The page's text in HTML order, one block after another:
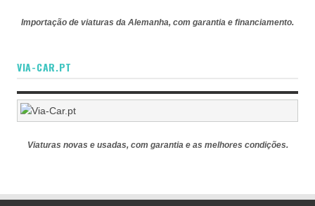
Importação de viaturas da Alemanha, com garantia e financiamento.
VIA-CAR.PT
Viaturas novas e usadas, com garantia e as melhores condições.